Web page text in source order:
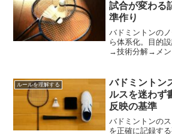
試合が変わる
準作り
バドミントンの
ら体系化。目的
→技術分解→メン
ルールを理解する
バドミントン
ルスを迷わず
反映の基準
バドミントンの
を正確に記録す